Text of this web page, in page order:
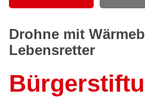
Drohne mit
Lebensretter